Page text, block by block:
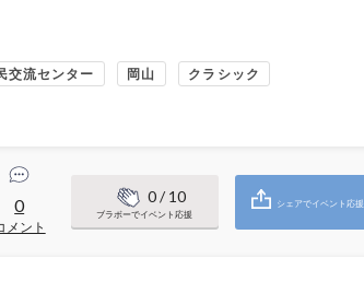
交流センター 岡山 クラシック
0
メント
0/ 10
ブラボーでイベント応援
シェアでイベント応援